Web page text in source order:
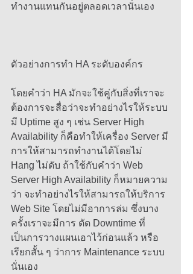
ทำงานแทนกันอยู่ตลอดเวลานั่นเอง
ตัวอย่างการทำ HA ระดับองค์กร
โดยคำว่า HA มักจะใช้คู่กับสิ่งที่เราจะ
ต้องการจะสื่อว่าจะทำอย่างไรให้ระบบ
มี Uptime สูง ๆ เช่น Server High
Availability ก็คือทำให้เครื่อง Server มี
การให้สามารถทำงานได้โดยไม่
Hang ไม่ดับ ถ้าใช้กับคำว่า Web
Server High Availability ก็หมายความ
ว่า จะทำอย่างไรให้สามารถให้บริการ
Web Site โดยไม่มีอาการล่ม ซึ่งบาง
ครั้งเราจะมีการ ตัด Downtime ที่
เป็นการวางแผนเอาไว้ก่อนแล้ว หรือ
เรียกสั้น ๆ ว่าการ Maintenance ระบบ
นั่นเอง